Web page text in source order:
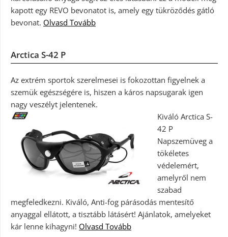
kapott egy REVO bevonatot is, amely egy tükröződés gátló
bevonat. Olvasd Tovább
Arctica S-42 P
Az extrém sportok szerelmesei is fokozottan figyelnek a
szemük egészségére is, hiszen a káros napsugarak igen
nagy veszélyt jelentenek.
Kiváló Arctica S-
42 P
Napszemüveg a
tökéletes
védelemért,
amelyről nem
szabad
megfeledkezni. Kiváló, Anti-fog párásodás mentesítő
anyaggal ellátott, a tisztább látásért! Ajánlatok, amelyeket
kár lenne kihagyni! Olvasd Tovább